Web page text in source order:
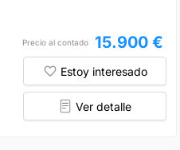
Precio al contado 15.900 €
Estoy interesado
Ver detalle